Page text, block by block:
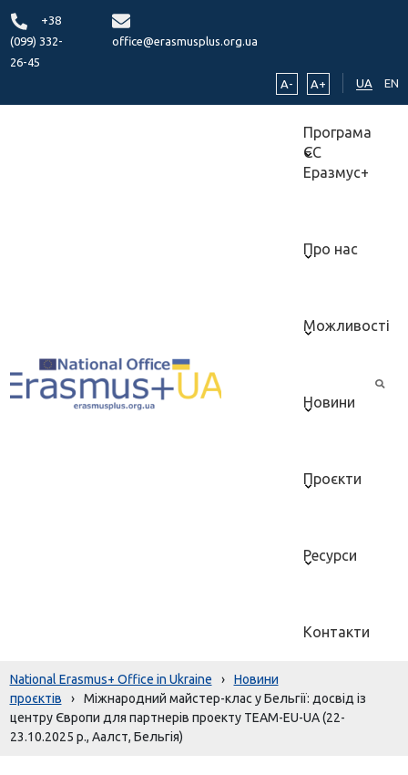
+38
(099) 332-
26-45
office@erasmusplus.org.ua
A- A+ UA EN
Програма
ЄС
Еразмус+
Про нас
Можливості
Новини
Проєкти
Ресурси
Контакти
National Erasmus+ Office in Ukraine ›
Новини
проєктів
›
Міжнародний майстер-клас у Бельгії: досвід із
центру Європи для партнерів проекту TEAM-EU-UA (22-
23.10.2025 р., Аалст, Бельгія)